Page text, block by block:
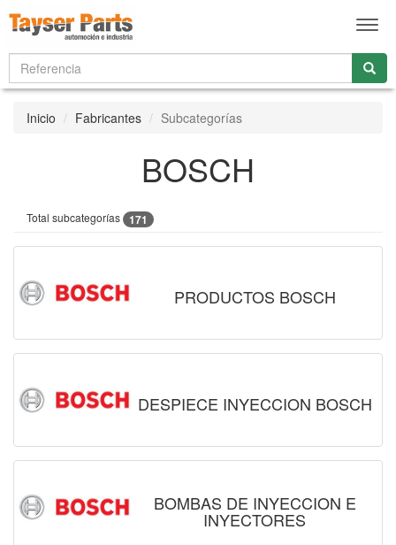
Inicio Fabricantes Subcategorías
BOSCH
Total subcategorías 171
PRODUCTOS BOSCH
DESPIECE INYECCION BOSCH
BOMBAS DE INYECCION E
INYECTORES